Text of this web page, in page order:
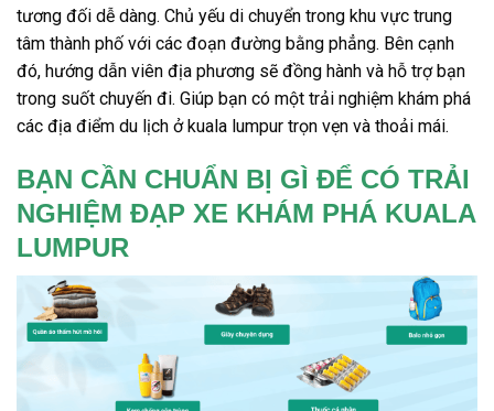
tương đối dễ dàng. Chủ yếu di chuyển trong khu vực trung
tâm thành phố với các đoạn đường bằng phẳng. Bên cạnh
đó, hướng dẫn viên địa phương sẽ đồng hành và hỗ trợ bạn
trong suốt chuyến đi. Giúp bạn có một trải nghiệm khám phá
các địa điểm du lịch ở kuala lumpur trọn vẹn và thoải mái.
BẠN CẦN CHUẨN BỊ GÌ ĐỂ CÓ TRẢI
NGHIỆM ĐẠP XE KHÁM PHÁ KUALA
LUMPUR